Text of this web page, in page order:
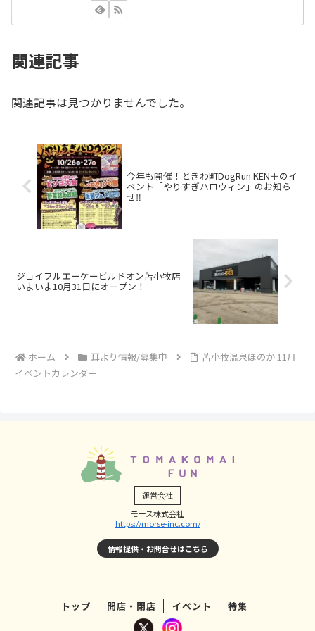
関連記事
関連記事は見つかりませんでした。
今年も開催！ときわ町DogRun KEN＋のイ
ベント「やりすぎハロウィン」のお知ら
せ‼︎
ジョイフルエーケービルドオン苫小牧店
いよいよ10月31日にオープン！
ホーム 耳より情報/募集中
苫小牧温泉ほのか 11月
イベントカレンダー
運営会社
モース株式会社
https://morse-inc.com/
情報提供・お問合せはこちら
トップ 開店・閉店 イベント 特集